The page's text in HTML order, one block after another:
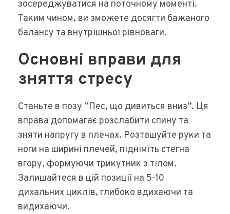
зосереджуватися на поточному моменті.
Таким чином, ви зможете досягти бажаного
балансу та внутрішньої рівноваги.
Основні вправи для
зняття стресу
Станьте в позу “Пес, що дивиться вниз”. Ця
вправа допомагає розслабити спину та
зняти напругу в плечах. Розташуйте руки та
ноги на ширині плечей, підніміть стегна
вгору, формуючи трикутник з тілом.
Залишайтеся в цій позиції на 5-10
дихальних циклів, глибоко вдихаючи та
видихаючи.